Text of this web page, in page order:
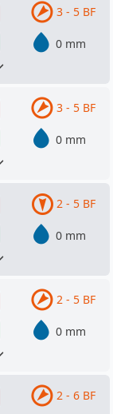
3 - 5 BF
0 mm
3 - 5 BF
0 mm
2 - 5 BF
0 mm
2 - 5 BF
0 mm
2 - 6 BF